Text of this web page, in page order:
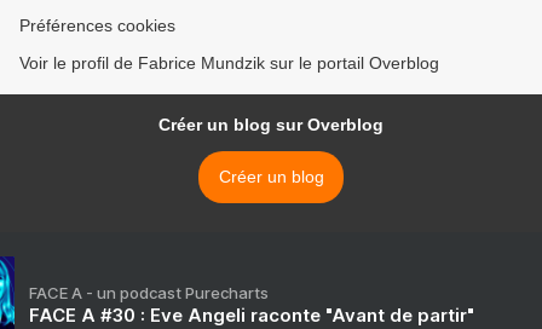
Préférences cookies
Voir le profil de Fabrice Mundzik sur le portail Overblog
Créer un blog sur Overblog
Créer un blog
FACE A - un podcast Purecharts
FACE A #30 : Eve Angeli raconte "Avant de partir"